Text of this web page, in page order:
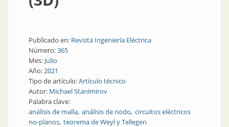
Publicado en: Revista Ingeniería Eléctrica
Número:365
Mes: Julio
Año:2021
Tipo de artículo:Artículo técnico
Autor: Michael Stanimirov
Palabra clave:
análisis de malla análisis de nodo circuitos eléctricos
no-planos teorema de Weyl y Tellegen